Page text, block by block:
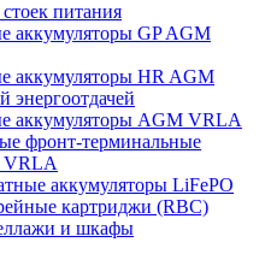
питания
аккумуляторы GP AGM
аккумуляторы HR AGM
аккумуляторы AGM VRLA
фронт-терминальные
VRLA
аккумуляторы LiFePO
картриджи (RBC)
и шкафы